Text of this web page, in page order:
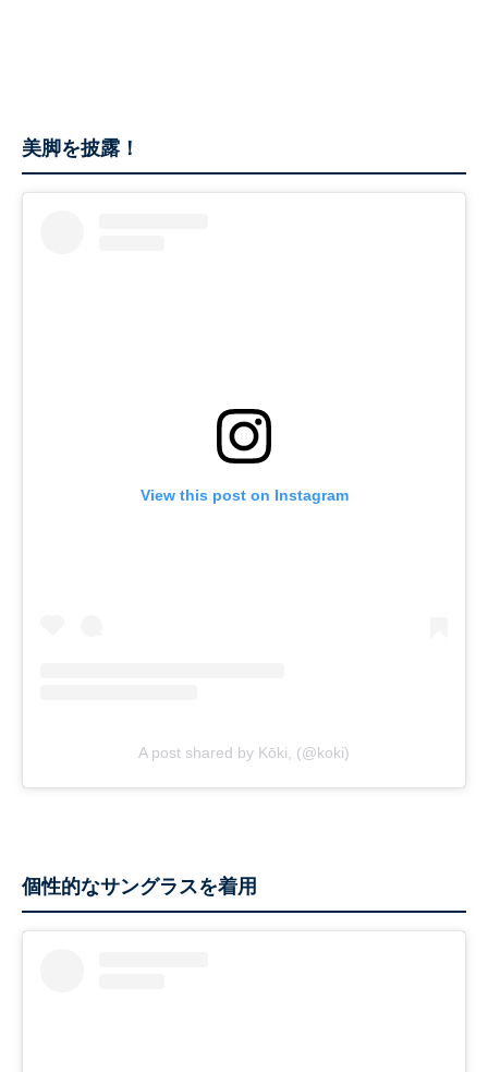
美脚を披露！
View this post on Instagram
A post shared by Kōki, (@koki)
個性的なサングラスを着用